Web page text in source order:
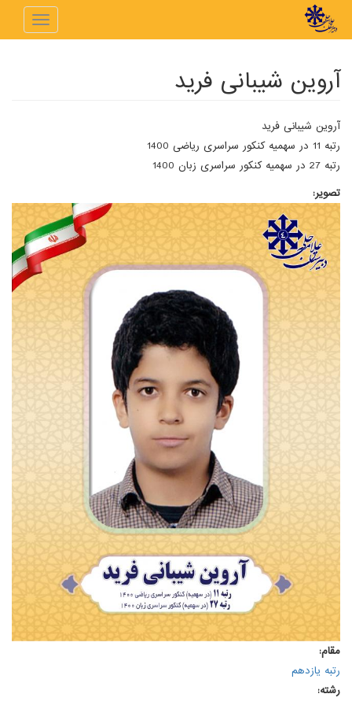
رفتن به محتوای اصلی
Toggle
آروین شیبانی فرید
آروین شیبانی فرید
رتبه 11 در سهمیه کنکور سراسری ریاضی 1400
رتبه 27 در سهمیه کنکور سراسری زبان 1400
تصویر:
مقام:
رتبه یازدهم
رشته: